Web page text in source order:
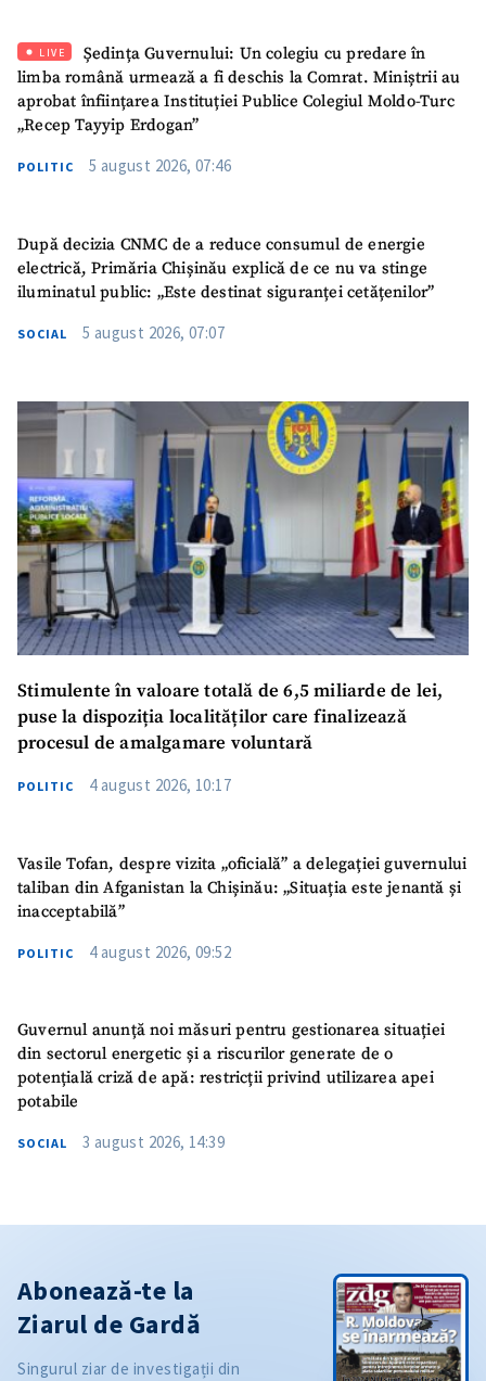
LIVE
Ședința Guvernului: Un colegiu cu predare în
limba română urmează a fi deschis la Comrat. Miniștrii au
aprobat înființarea Instituției Publice Colegiul Moldo-Turc
„Recep Tayyip Erdogan”
POLITIC 5 august 2026, 07:46
După decizia CNMC de a reduce consumul de energie
electrică, Primăria Chișinău explică de ce nu va stinge
iluminatul public: „Este destinat siguranței cetățenilor”
SOCIAL 5 august 2026, 07:07
Stimulente în valoare totală de 6,5 miliarde de lei,
puse la dispoziția localităților care finalizează
procesul de amalgamare voluntară
POLITIC 4 august 2026, 10:17
Vasile Tofan, despre vizita „oficială” a delegației guvernului
taliban din Afganistan la Chișinău: „Situația este jenantă și
inacceptabilă”
POLITIC 4 august 2026, 09:52
Guvernul anunță noi măsuri pentru gestionarea situației
din sectorul energetic și a riscurilor generate de o
potențială criză de apă: restricții privind utilizarea apei
potabile
SOCIAL 3 august 2026, 14:39
Abonează-te la
Ziarul de Gardă
Singurul ziar de investigații din